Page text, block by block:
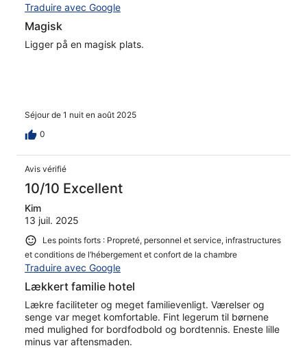
Traduire avec Google
Magisk
Ligger på en magisk plats.
Séjour de 1 nuit en août 2025
0
Avis vérifié
10/10 Excellent
Kim
13 juil. 2025
Les points forts : Propreté, personnel et service, infrastructures
et conditions de l’hébergement et confort de la chambre
Traduire avec Google
Lækkert familie hotel
Lækre faciliteter og meget familievenligt. Værelser og
senge var meget komfortable. Fint legerum til børnene
med mulighed for bordfodbold og bordtennis. Eneste lille
minus var aftensmaden.